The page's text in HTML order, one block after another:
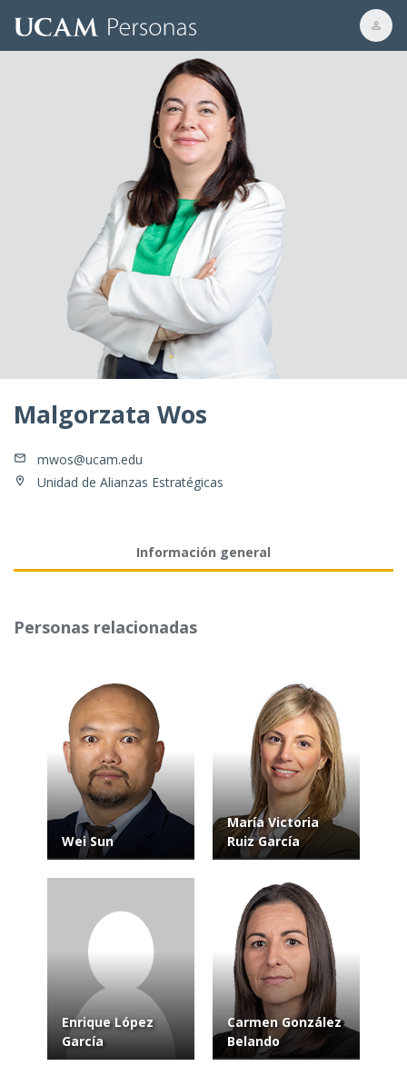
Malgorzata Wos
mwos@ucam.edu
Unidad de Alianzas Estratégicas
Información general
Personas relacionadas
Wei Sun
María Victoria
Ruiz García
Enrique López
García
Carmen González
Belando